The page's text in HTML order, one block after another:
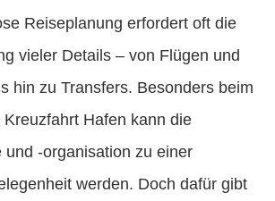
Reiseplanung erfordert oft die
vieler Details – von Flügen und
hin zu Transfers. Besonders beim
Hafen kann die
und -organisation zu einer
werden. Doch dafür gibt